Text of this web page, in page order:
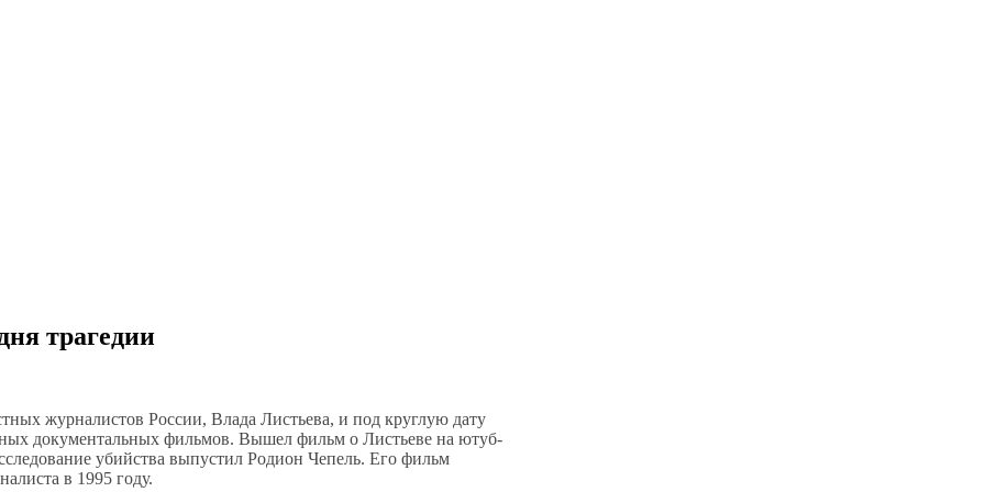
трагедии
журналистов России, Влада Листьева, и под круглую дату
документальных фильмов. Вышел фильм о Листьеве на ютуб-
убийства выпустил Родион Чепель. Его фильм
в 1995 году.